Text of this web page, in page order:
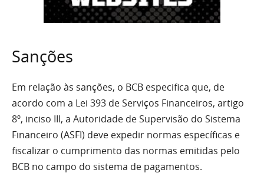
Sanções
Em relação às sanções, o BCB especifica que, de
acordo com a Lei 393 de Serviços Financeiros, artigo
8º, inciso III, a Autoridade de Supervisão do Sistema
Financeiro (ASFI) deve expedir normas específicas e
fiscalizar o cumprimento das normas emitidas pelo
BCB no campo do sistema de pagamentos.